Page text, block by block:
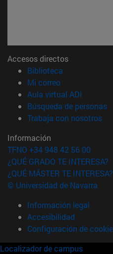
Accesos directos
Biblioteca
Mi correo(abre en nueva
Aula virtual ADI
Búsqueda de personas
Trabaja con nosotros
Información
TFNO +34 948 42 56 00
¿QUÉ GRADO TE INTERESA?
¿QUÉ MÁSTER TE INTERESA?
© Universidad de Navarra
Información legal
Accesibilidad
Configuración de
Localizador de campus